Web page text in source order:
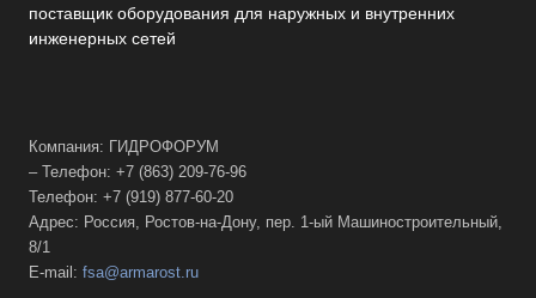
поставщик оборудования для наружных и внутренних
инженерных сетей
Компания: ГИДРОФОРУМ
– Телефон: +7 (863) 209-76-96
Телефон: +7 (919) 877-60-20
Адрес: Россия, Ростов-на-Дону, пер. 1-ый Машиностроительный,
8/1
E-mail: fsa@armarost.ru